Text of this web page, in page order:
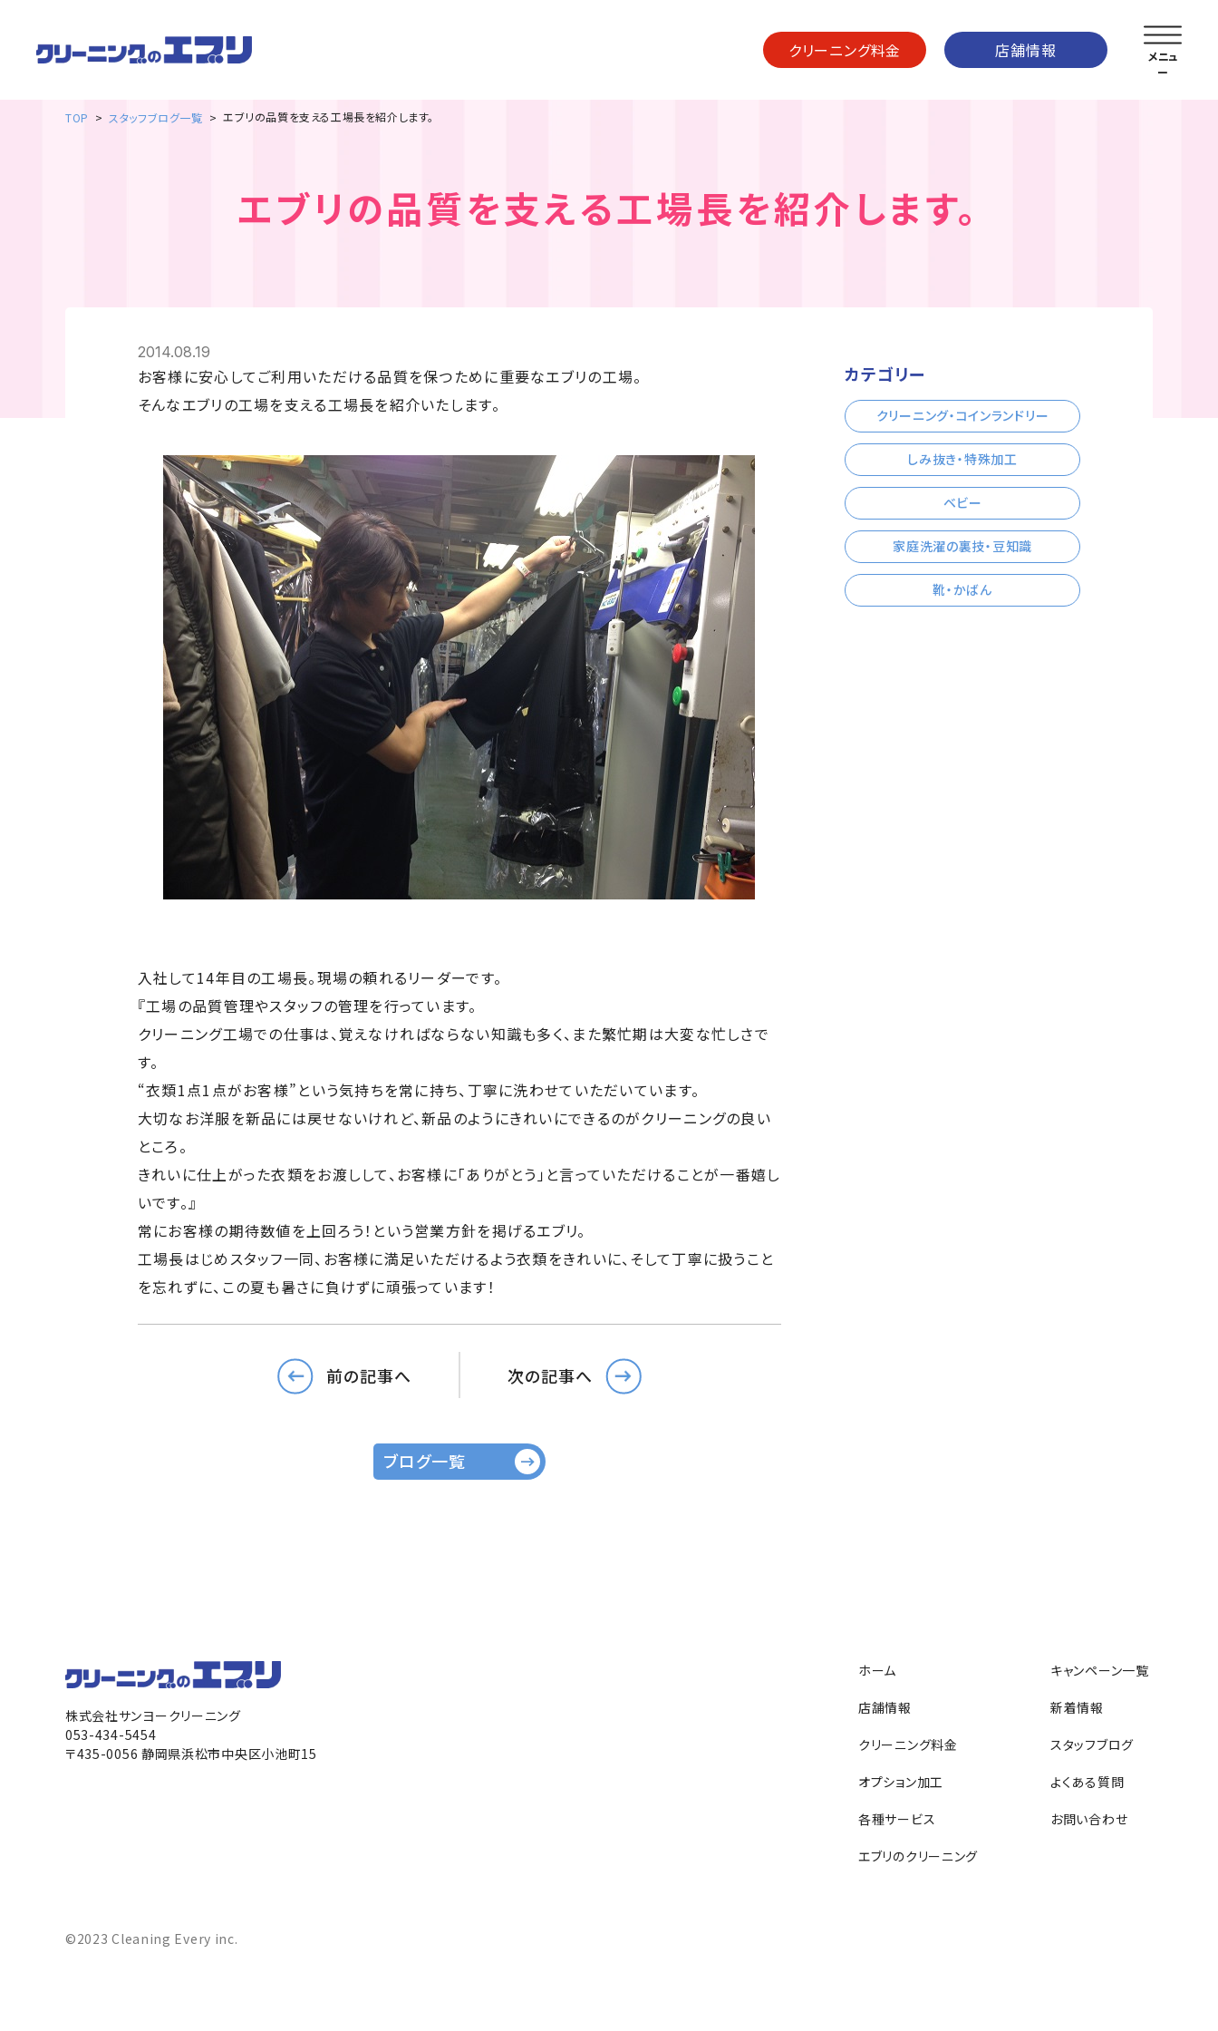
クリーニング料金 店舗情報
TOP スタッフブログ一覧 エブリの品質を支える工場長を紹介します。
エブリの品質を支える工場長を紹介します。
2014.08.19
お客様に安心してご利用いただける品質を保つために重要なエブリの工場。
そんなエブリの工場を支える工場長を紹介いたします。
入社して14年目の工場長。現場の頼れるリーダーです。
『工場の品質管理やスタッフの管理を行っています。
クリーニング工場での仕事は、覚えなければならない知識も多く、また繁忙期は大変な忙しさで
す。
“衣類1点1点がお客様”という気持ちを常に持ち、丁寧に洗わせていただいています。
大切なお洋服を新品には戻せないけれど、新品のようにきれいにできるのがクリーニングの良い
ところ。
きれいに仕上がった衣類をお渡しして、お客様に「ありがとう」と言っていただけることが一番嬉し
いです。』
常にお客様の期待数値を上回ろう！という営業方針を掲げるエブリ。
工場長はじめスタッフ一同、お客様に満足いただけるよう衣類をきれいに、そして丁寧に扱うこと
を忘れずに、この夏も暑さに負けずに頑張っています！
前の記事へ 次の記事へ
ブログ一覧
カテゴリー
クリーニング・コインランドリー
しみ抜き・特殊加工
ベビー
家庭洗濯の裏技・豆知識
靴・かばん
株式会社サンヨークリーニング
053-434-5454
〒435-0056 静岡県浜松市中央区小池町15
ホーム
店舗情報
クリーニング料金
オプション加工
各種サービス
エブリのクリーニング
キャンペーン一覧
新着情報
スタッフブログ
よくある質問
お問い合わせ
©2023 Cleaning Every inc.